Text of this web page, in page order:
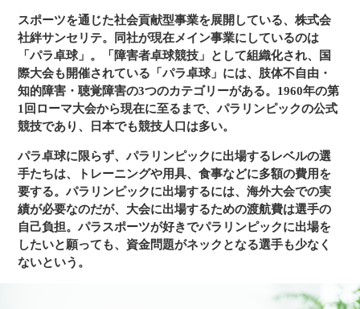
スポーツを通じた社会貢献型事業を展開している、株式会
社絆サンセリテ。同社が現在メイン事業にしているのは
「パラ卓球」。「障害者卓球競技」として組織化され、国
際大会も開催されている「パラ卓球」には、肢体不自由・
知的障害・聴覚障害の3つのカテゴリーがある。1960年の第
1回ローマ大会から現在に至るまで、パラリンピックの公式
競技であり、日本でも競技人口は多い。
パラ卓球に限らず、パラリンピックに出場するレベルの選
手たちは、トレーニングや用具、食事などに多額の費用を
要する。パラリンピックに出場するには、海外大会での実
績が必要なのだが、大会に出場するための渡航費は選手の
自己負担。パラスポーツが好きでパラリンピックに出場を
したいと願っても、資金問題がネックとなる選手も少なく
ないという。